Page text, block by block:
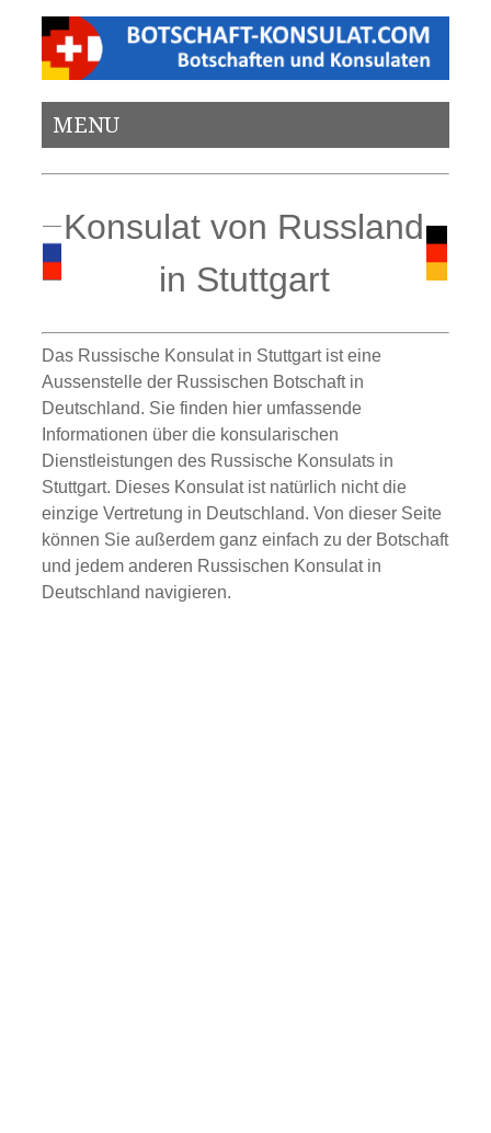
MENU
Konsulat von Russland
in Stuttgart
Das Russische Konsulat in Stuttgart ist eine
Aussenstelle der Russischen Botschaft in
Deutschland. Sie finden hier umfassende
Informationen über die konsularischen
Dienstleistungen des Russische Konsulats in
Stuttgart. Dieses Konsulat ist natürlich nicht die
einzige Vertretung in Deutschland. Von dieser Seite
können Sie außerdem ganz einfach zu der Botschaft
und jedem anderen Russischen Konsulat in
Deutschland navigieren.